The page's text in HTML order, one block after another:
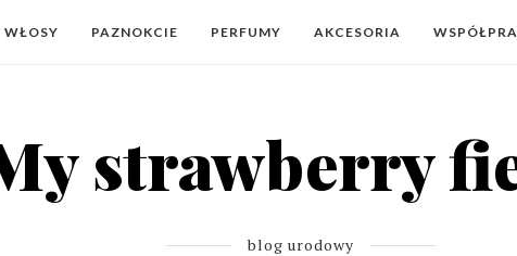
WŁOSY PAZNOKCIE PERFUMY AKCESORIA
blog urodowy